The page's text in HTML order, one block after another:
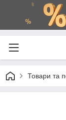
Товари та